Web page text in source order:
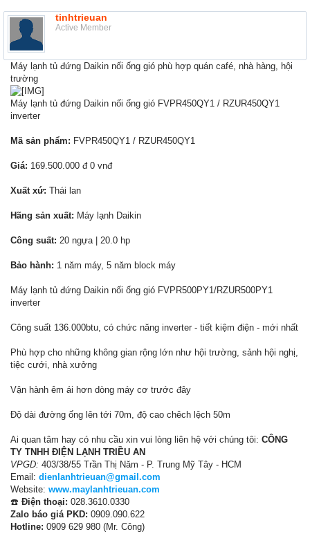
tinhtrieuan
Active Member
Máy lạnh tủ đứng Daikin nối ống gió phù hợp quán café, nhà hàng, hội
trường
Máy lạnh tủ đứng Daikin nối ống gió FVPR450QY1 / RZUR450QY1
inverter
Mã sản phẩm: FVPR450QY1 / RZUR450QY1
Giá: 169.500.000 đ 0 vnđ
Xuất xứ: Thái lan
Hãng sản xuất: Máy lạnh Daikin
Công suất: 20 ngựa | 20.0 hp
Bảo hành: 1 năm máy, 5 năm block máy
Máy lạnh tủ đứng Daikin nối ống gió FVPR500PY1/RZUR500PY1
inverter
Công suất 136.000btu, có chức năng inverter - tiết kiệm điện - mới nhất
Phù hợp cho những không gian rộng lớn như hội trường, sảnh hội nghị,
tiệc cưới, nhà xưởng
Vận hành êm ái hơn dòng máy cơ trước đây
Độ dài đường ống lên tới 70m, độ cao chêch lệch 50m
Ai quan tâm hay có nhu cầu xin vui lòng liên hệ với chúng tôi: CÔNG
TY TNHH ĐIỆN LẠNH TRIỀU AN
VPGD: 403/38/55 Trần Thị Năm - P. Trung Mỹ Tây - HCM
Email: dienlanhtrieuan@gmail.com
Website: www.maylanhtrieuan.com
☎️ Điện thoại: 028.3610.0330
Zalo báo giá PKD: 0909.090.622
Hotline: 0909 629 980 (Mr. Công)